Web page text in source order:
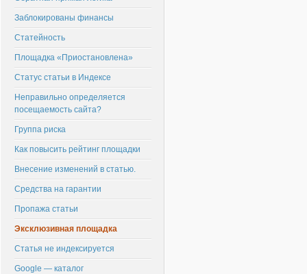
Заблокированы финансы
Статейность
Площадка «Приостановлена»
Статус статьи в Индексе
Неправильно определяется
посещаемость сайта?
Группа риска
Как повысить рейтинг площадки
Внесение изменений в статью.
Средства на гарантии
Пропажа статьи
Эксклюзивная площадка
Статья не индексируется
Google — каталог